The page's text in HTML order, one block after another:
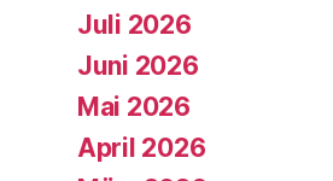
Juli 2026
Juni 2026
Mai 2026
April 2026